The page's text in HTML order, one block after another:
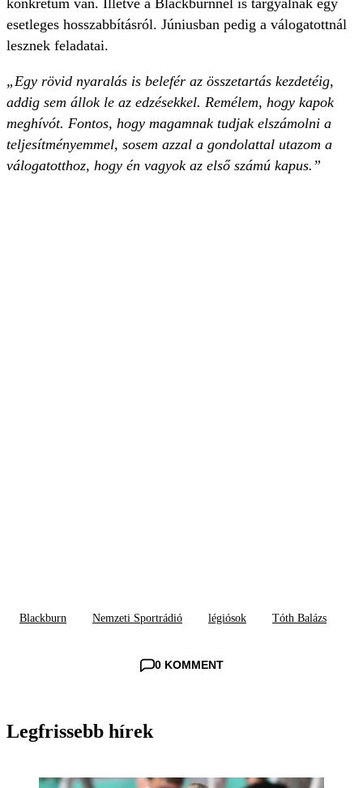
konkrétum van. Illetve a Blackburnnel is tárgyalnak egy
esetleges hosszabbításról. Júniusban pedig a válogatottnál
lesznek feladatai.
„Egy rövid nyaralás is belefér az összetartás kezdetéig,
addig sem állok le az edzésekkel. Remélem, hogy kapok
meghívót. Fontos, hogy magamnak tudjak elszámolni a
teljesítményemmel, sosem azzal a gondolattal utazom a
válogatotthoz, hogy én vagyok az első számú kapus.”
Blackburn Nemzeti Sportrádió légiósok Tóth Balázs
0 KOMMENT
Legfrissebb hírek